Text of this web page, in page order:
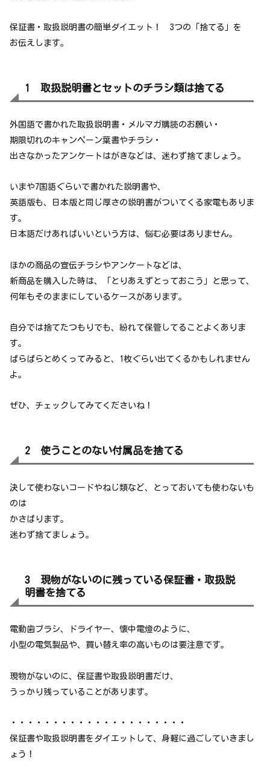
保証書・取扱説明書の簡単ダイエット！ 3つの「捨てる」を
お伝えします。
1 取扱説明書とセットのチラシ類は捨てる
外国語で書かれた取扱説明書・メルマガ購読のお願い・
期限切れのキャンペーン葉書やチラシ・
出さなかったアンケートはがきなどは、迷わず捨てましょう。
いまや7国語ぐらいで書かれた説明書や、
英語版も、日本版と同じ厚さの説明書がついてくる家電もありま
す。
日本語だけあればいいという方は、悩む必要はありません。
ほかの商品の宣伝チラシやアンケートなどは、
新商品を購入した時は、「とりあえずとっておこう」と思って、
何年もそのままにしているケースがあります。
自分では捨てたつもりでも、紛れて保管してることよくありま
す。
ぱらぱらとめくってみると、1枚ぐらい出てくるかもしれません
よ。
ぜひ、チェックしてみてくださいね！
2 使うことのない付属品を捨てる
決して使わないコードやねじ類など、とっておいても使わないも
のは
かさばります。
迷わず捨てましょう。
3 現物がないのに残っている保証書・取扱説
明書を捨てる
電動歯ブラシ、ドライヤー、懐中電燈のように、
小型の電気製品や、買い替え率の高いものは要注意です。
現物がないのに、保証書や取扱説明書だけ、
うっかり残っていることがあります。
・・・・・・・・・・・・・・・・・・・・・
保証書や取扱説明書をダイエットして、身軽に過ごしていきまし
ょう！